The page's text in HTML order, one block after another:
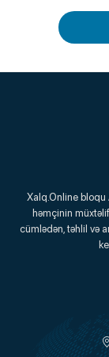
Xalq.Online bloqu
həmçinin
cümlədən, təhlil və